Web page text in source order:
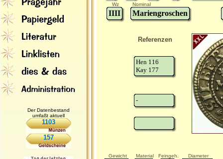
Der Datenbestand
umfaßt aktuell
1103
157
Wz Nominal
IIII Mariengroschen
Referenzen
Hen 116
Kay 177
-
Gewicht Material Feingeh. Diameter